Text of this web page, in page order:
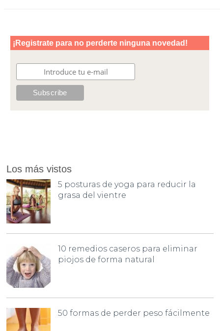
Los más vistos
5 posturas de yoga para reducir la
grasa del vientre
10 remedios caseros para eliminar
piojos de forma natural
50 formas de perder peso fácilmente